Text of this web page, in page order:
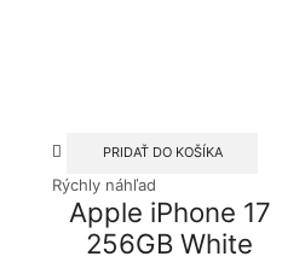
PRIDAŤ DO KOŠÍKA
Rýchly náhľad
Apple iPhone 17
256GB White